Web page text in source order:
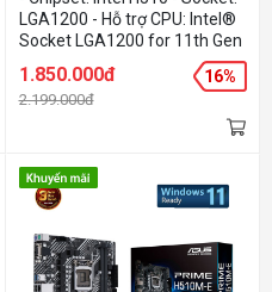
LGA1200 - Hỗ trợ CPU: Intel®
Socket LGA1200 for 11th Gen
Intel® Core™ Processors &
10th Gen Intel® Core™,
Pentium® Gold and Celeron®
1.850.000đ
2.199.000đ
16%